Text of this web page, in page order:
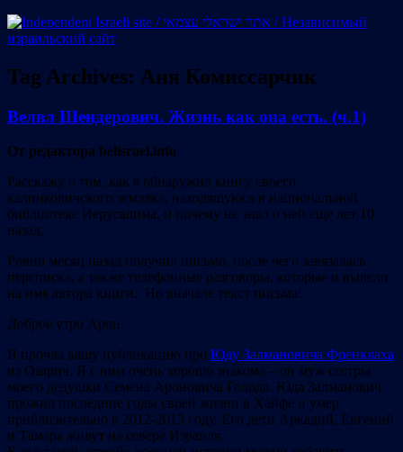
Tag Archives: Аня Комиссарчик
Велвл Шендерович. Жизнь как она есть. (ч.1)
От редактора belisrael.info
Расскажу о том, как я обнаружил книгу своего
калинковичского земляка, находящуюся в национальной
библиотеке Иерусалима, и почему не знал о ней еще лет 10
назад.
Ровно месяц назад получил письмо, после чего завязалась
переписка, а также телефонные разговоры, которые и вывели
на имя автора книги. Но вначале текст письма:
Доброе утро Арон.
Я прочла вашу публикацию про Юду Залмановича Френклаха
из Озарич. Я с ним очень хорошо знакома – он муж сестры
моего дедушки Семена Ароновича Голода. Юда Залманович
прожил последние годы своей жизни в Хайфе и умер
приблизительно в 2012-2013 году. Его дети Аркадий, Евгений
и Тамара живут на севере Израиля.